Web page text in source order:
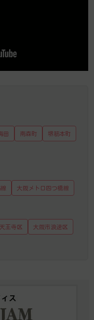
田 南森町 堺筋本町
大阪メトロ四つ橋線
王寺区 大阪市浪速区